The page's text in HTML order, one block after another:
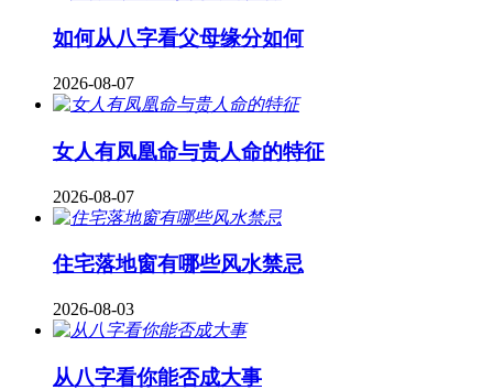
如何从八字看父母缘分如何
2026-08-07
女人有凤凰命与贵人命的特征
2026-08-07
住宅落地窗有哪些风水禁忌
2026-08-03
从八字看你能否成大事